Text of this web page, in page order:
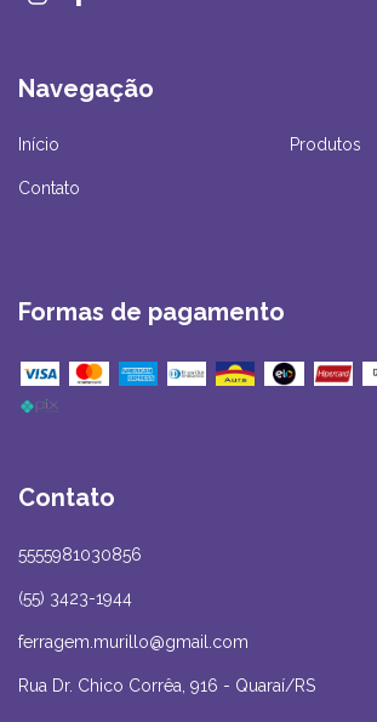
Navegação
Início Produtos
Contato
Formas de pagamento
Contato
5555981030856
(55) 3423-1944
ferragem.murillo@gmail.com
Rua Dr. Chico Corrêa, 916 - Quaraí/RS